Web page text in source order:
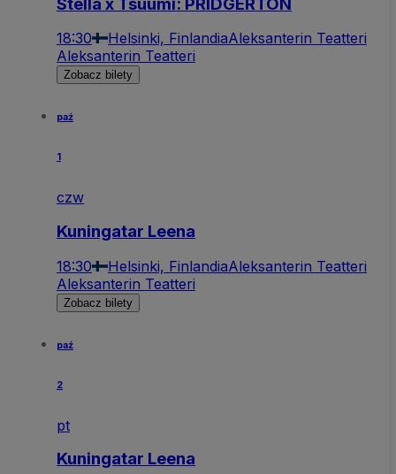
18:30 Helsinki, FinlandiaAleksanterin Teatteri
Aleksanterin Teatteri
Zobacz bilety
paź
1
czw
Kuningatar Leena
18:30 Helsinki, FinlandiaAleksanterin Teatteri
Aleksanterin Teatteri
Zobacz bilety
paź
2
pt
Kuningatar Leena